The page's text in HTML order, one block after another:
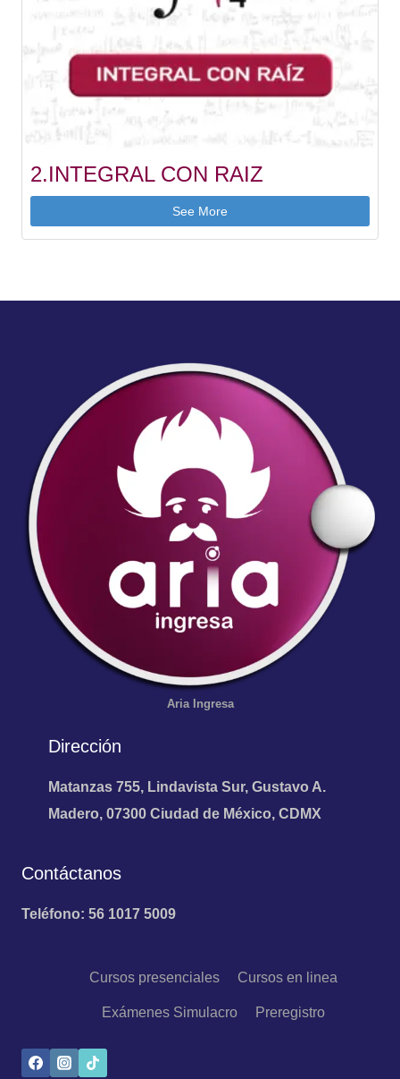
2.INTEGRAL CON RAIZ
See More
Aria Ingresa
Dirección
Matanzas 755, Lindavista Sur, Gustavo A.
Madero, 07300 Ciudad de México, CDMX
Contáctanos
Teléfono: 56 1017 5009
Cursos presenciales Cursos en linea
Exámenes Simulacro Preregistro